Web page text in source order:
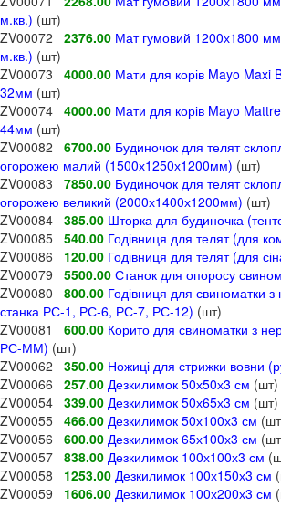
м.кв.) (шт)
ZV00072 2376.00 Мат гумовий 1200х1800
м.кв.) (шт)
ZV00073 4000.00 Мати для корів Mayo Maxi
32мм (шт)
ZV00074 4000.00 Мати для корів Mayo
44мм (шт)
ZV00082 6700.00 Будиночок для телят
огорожею малий (1500х1250х1200мм) (шт)
ZV00083 7850.00 Будиночок для телят
огорожею великий (2000х1400х1200мм) (шт)
ZV00084 385.00 Шторка для будиночка
ZV00085 540.00 Годівниця для телят (для
ZV00086 120.00 Годівниця для телят (для
ZV00079 5500.00 Станок для опоросу
ZV00080 800.00 Годівниця для свиноматки з
станка РС-1, РС-6, РС-7, РС-12) (шт)
ZV00081 600.00 Корито для свиноматки з
РС-ММ) (шт)
ZV00062 350.00 Ножиці для стрижки вовни
ZV00066 257.00 Дезкилимок 50х50х3 см (шт)
ZV00054 339.00 Дезкилимок 50х65х3 см (шт)
ZV00055 466.00 Дезкилимок 50х100х3 см
ZV00056 600.00 Дезкилимок 65х100х3 см
ZV00057 838.00 Дезкилимок 100х100х3 см
ZV00058 1253.00 Дезкилимок 100х150х3 см
ZV00059 1606.00 Дезкилимок 100х200х3 см